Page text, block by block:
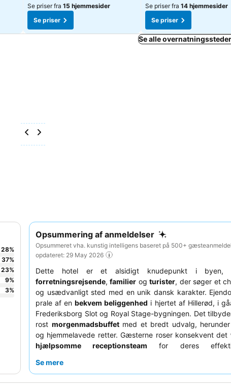
Se priser fra 15 hjemmesider
Se priser
Se priser fra 14 hjemmesider
Se priser
Se alle
Opsummering af anmeldelser
Opsummeret vha. kunstig intelligens baseret på 500+
opdateret: 29 May 2026
Dette hotel er et alsidigt knudepunkt i byen,
forretningsrejsende,familier ogturister, der søger et
og usædvanligt sted med en unik dansk karakter.
prale af enbekvem beliggenhed i hjertet af Hillerød, i
Frederiksborg Slot og Royal Stage-bygningen. Det
rost morgenmadsbuffetmed et bredt udvalg,
og hjemmelavede retter. Gæsterne roser konsekvent det
hjælpsomme receptionsteam for deres
overveje at anmode om et værelse med egen terrasse eller
Se mere
28%
37%
23%
9%
3%